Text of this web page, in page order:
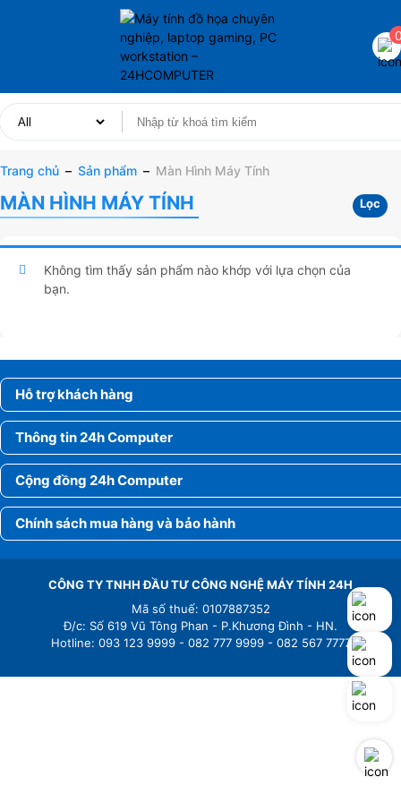
Trang chủ – Sản phẩm – Màn Hình Máy Tính
Lọc
MÀN HÌNH MÁY TÍNH
Không tìm thấy sản phẩm nào khớp với lựa chọn của
bạn.
Hỗ trợ khách hàng
Thông tin 24h Computer
Cộng đồng 24h Computer
Chính sách mua hàng và bảo hành
CÔNG TY TNHH ĐẦU TƯ CÔNG NGHỆ MÁY TÍNH 24H
Mã số thuế: 0107887352
Đ/c: Số 619 Vũ Tông Phan - P.Khương Đình - HN.
Hotline: 093 123 9999 - 082 777 9999 - 082 567 7777